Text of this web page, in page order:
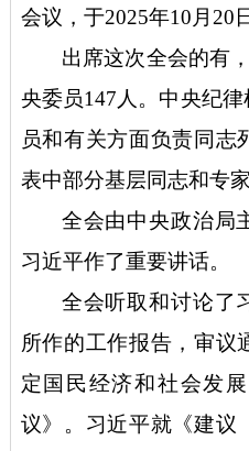
会议，于2025年10月20
出席这次全会的有
央委员147人。中央纪
员和有关方面负责同志
表中部分基层同志和专
全会由中央政治局
习近平作了重要讲话。
全会听取和讨论了
所作的工作报告，审议
定国民经济和社会发
议》。习近平就《建议